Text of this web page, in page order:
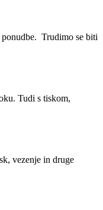
ponudbe. Trudimo se biti
Tudi s tiskom,
vezenje in druge